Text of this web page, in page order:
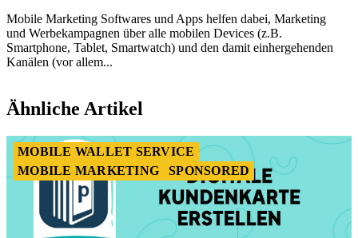
Mobile Marketing Softwares und Apps helfen dabei, Marketing
und Werbekampagnen über alle mobilen Devices (z.B.
Smartphone, Tablet, Smartwatch) und den damit einhergehenden
Kanälen (vor allem...
1
of
Ähnliche Artikel
MOBILE WALLET SERVICE
MOBILE MARKETING
SPONSORED